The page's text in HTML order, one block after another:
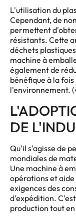
L'utilisation du
Cependant, de
permettent
résistants. Cette
déchets
machine à
également de
bénéfique à la
l'environnement.
DE
Qu'il s'agisse de
mondiales de
Une machine à
opérations et
exigences des
d'expédition.
production tout